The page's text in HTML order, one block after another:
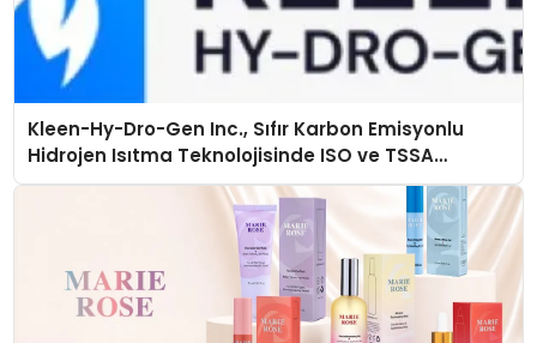
Kleen-Hy-Dro-Gen Inc., Sıfır Karbon Emisyonlu
Hidrojen Isıtma Teknolojisinde ISO ve TSSA
Düzenleyici Onaylarını Aldı